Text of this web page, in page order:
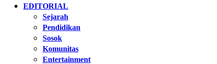
EDITORIAL
Sejarah
Pendidikan
Sosok
Komunitas
Entertainment